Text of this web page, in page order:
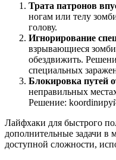
Трата патронов
ногам или телу
голову.
Игнорирование
взрывающиеся
обездвижить.
специальных
Блокировка путей
неправильных
Решение:
Лайфхаки для быстрого
дополнительные задачи в
доступной сложности,